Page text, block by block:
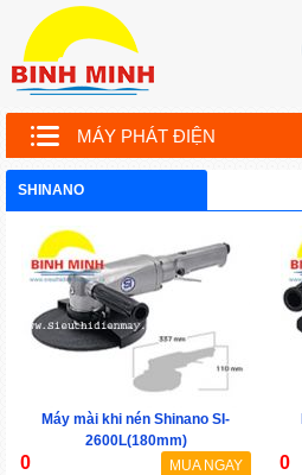
MÁY PHÁT ĐIỆN
SHINANO
Máy mài khi nén Shinano SI-
2600L(180mm)
0 MUA NGAY 0